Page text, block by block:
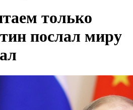
только
послал миру